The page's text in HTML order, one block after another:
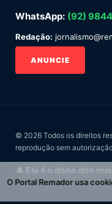
WhatsApp: (92)
Redação:
ANUNCIE
© 2026 Todos os direitos
reprodução sem
🎩 Ele é o dono dos
O Portal Remador usa